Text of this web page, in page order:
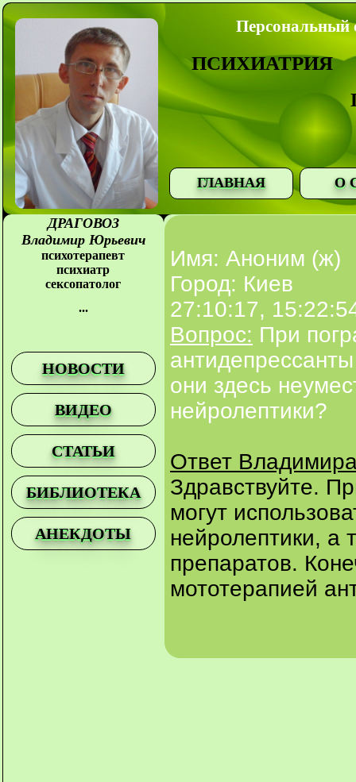
Персональный
ПСИХИАТРИЯ
ГЛАВНАЯ О
ДРАГОВОЗ
Владимир Юрьевич
психотерапевт
психиатр
сексопатолог
...
НОВОСТИ
ВИДЕО
СТАТЬИ
БИБЛИОТЕКА
АНЕКДОТЫ
Имя: Аноним (ж)
Город: Киев
27:10:17,
Вопрос: При
они здесь
нейролептики?
Ответ
Здравствуйте.
могут
нейролептики, а
препаратов.
мототерапией